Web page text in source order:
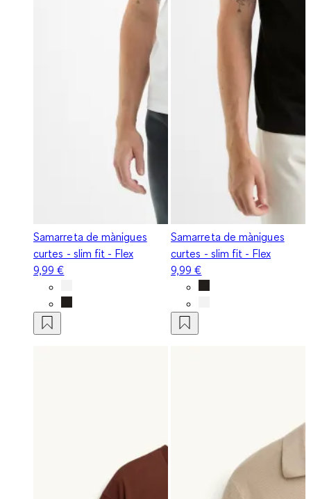
Samarreta de mànigues
curtes - slim fit - Flex
9,99 €
Samarreta de mànigues
curtes - slim fit - Flex
9,99 €